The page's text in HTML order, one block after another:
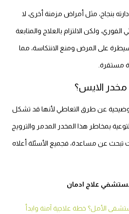
بنجاح، مثل أمراض مزمنة أخرى، لا
الفوري، ولكن الالتزام بالعلاج والمتابعة
على المرض ومنع الانتكاسة، مما
مستقرة.
الايس؟
عن طرق التعاطي لأنها قد تشكل
بمخاطر هذا المخدر المدمر والترويج
تبحث عن مساعدة، فجميع الأسئلة أعلاه
علاج ادمان
الأمل؟ خطة علاجية آمنة وابدأ